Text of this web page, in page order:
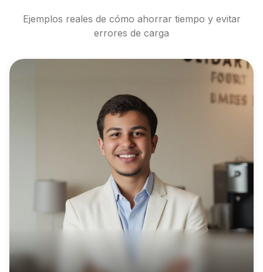
Ejemplos reales de cómo ahorrar tiempo y evitar
errores de carga